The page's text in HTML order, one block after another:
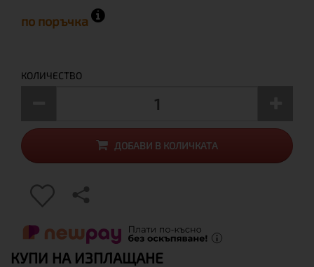
по поръчка
КОЛИЧЕСТВО
ДОБАВИ В КОЛИЧКАТА
КУПИ НА ИЗПЛАЩАНЕ